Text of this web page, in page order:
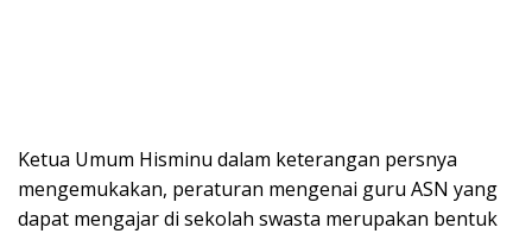
Ketua Umum Hisminu dalam keterangan persnya
mengemukakan, peraturan mengenai guru ASN yang
dapat mengajar di sekolah swasta merupakan bentuk